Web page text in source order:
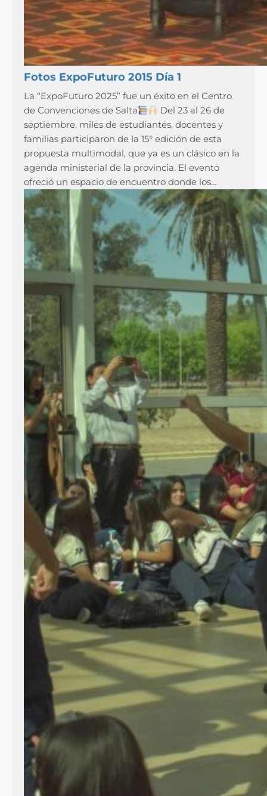
Fotos ExpoFuturo 2015 Día 1
La “ExpoFuturo 2025” fue un éxito en el Centro
de Convenciones de Salta
Del 23 al 26 de
septiembre, miles de estudiantes, docentes y
familias participaron de la 15° edición de esta
propuesta multimodal, que ya es un clásico en la
agenda ministerial de la provincia. El evento
ofreció un espacio de encuentro donde los…